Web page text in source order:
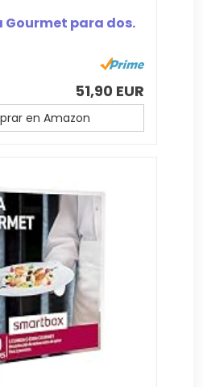
Gourmet para dos.
51,90 EUR
en Amazon